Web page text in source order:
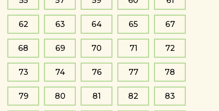
62 63 64 65 67
68 69 70 71 72
73 74 76 77 78
79 80 81 82 83